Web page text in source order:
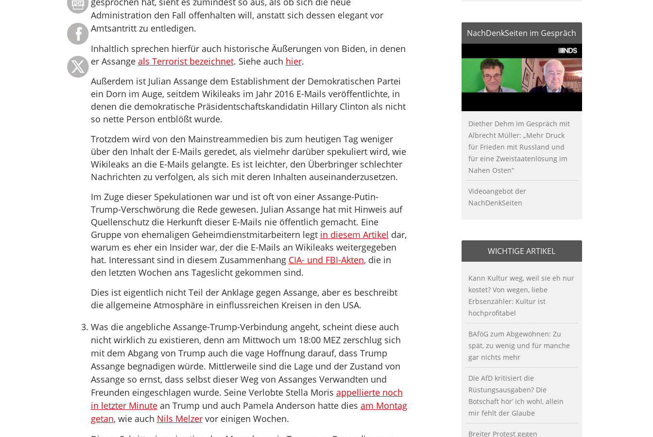
Administration den Fall offenhalten will, anstatt sich dessen elegant vor
Amtsantritt zu entledigen.
Inhaltlich sprechen hierfür auch historische Äußerungen von Biden, in denen
er Assange als Terrorist bezeichnet. Siehe auch hier.
Außerdem ist Julian Assange dem Establishment der Demokratischen Partei
ein Dorn im Auge, seitdem Wikileaks im Jahr 2016 E-Mails veröffentlichte, in
denen die demokratische Präsidentschaftskandidatin Hillary Clinton als nicht
so nette Person entblößt wurde.
Trotzdem wird von den Mainstreammedien bis zum heutigen Tag weniger
über den Inhalt der E-Mails geredet, als vielmehr darüber spekuliert wird, wie
Wikileaks an die E-Mails gelangte. Es ist leichter, den Überbringer schlechter
Nachrichten zu verfolgen, als sich mit deren Inhalten auseinanderzusetzen.
Im Zuge dieser Spekulationen war und ist oft von einer Assange-Putin-
Trump-Verschwörung die Rede gewesen. Julian Assange hat mit Hinweis auf
Quellenschutz die Herkunft dieser E-Mails nie öffentlich gemacht. Eine
Gruppe von ehemaligen Geheimdienstmitarbeitern legt in diesem Artikel dar,
warum es eher ein Insider war, der die E-Mails an Wikileaks weitergegeben
hat. Interessant sind in diesem Zusammenhang CIA- und FBI-Akten, die in
den letzten Wochen ans Tageslicht gekommen sind.
Dies ist eigentlich nicht Teil der Anklage gegen Assange, aber es beschreibt
die allgemeine Atmosphäre in einflussreichen Kreisen in den USA.
Was die angebliche Assange-Trump-Verbindung angeht, scheint diese auch
nicht wirklich zu existieren, denn am Mittwoch um 18:00 MEZ zerschlug sich
mit dem Abgang von Trump auch die vage Hoffnung darauf, dass Trump
Assange begnadigen würde. Mittlerweile sind die Lage und der Zustand von
Assange so ernst, dass selbst dieser Weg von Assanges Verwandten und
Freunden eingeschlagen wurde. Seine Verlobte Stella Moris appellierte noch
in letzter Minutean Trump und auch Pamela Anderson hatte dies am Montag
getan, wie auch Nils Melzervor einigen Wochen.
NachDenkSeiten im Gespräch
Diether Dehm im Gespräch mit
Albrecht Müller: „Mehr Druck
für Frieden mit Russland und
für eine Zweistaatenlösung im
Nahen Osten“
Videoangebot der
NachDenkSeiten
WICHTIGE ARTIKEL
Kann Kultur weg, weil sie eh nur
kostet? Von wegen, liebe
Erbsenzähler: Kultur ist
hochprofitabel
BAföG zum Abgewöhnen: Zu
spät, zu wenig und für manche
gar nichts mehr
Die AfD kritisiert die
Rüstungsausgaben? Die
Botschaft hör’ ich wohl, allein
mir fehlt der Glaube
Breiter Protest gegen